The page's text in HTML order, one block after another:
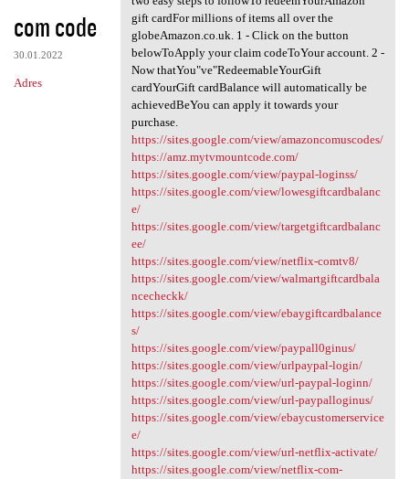
com code
30.01.2022
Adres
gift cardFor millions of items all over the
globeAmazon.co.uk. 1 - Click on the button
belowToApply your claim codeToYour account. 2 -
Now thatYou"ve"RedeemableYourGift
cardYourGift cardBalance will automatically be
achievedBeYou can apply it towards your
purchase.
https://sites.google.com/view/amazoncomuscodes/
https://amz.mytvmountcode.com/
https://sites.google.com/view/paypal-loginss/
https://sites.google.com/view/lowesgiftcardbalanc
e/
https://sites.google.com/view/targetgiftcardbalanc
ee/
https://sites.google.com/view/netflix-comtv8/
https://sites.google.com/view/walmartgiftcardbala
ncecheckk/
https://sites.google.com/view/ebaygiftcardbalance
s/
https://sites.google.com/view/paypall0ginus/
https://sites.google.com/view/urlpaypal-login/
https://sites.google.com/view/url-paypal-loginn/
https://sites.google.com/view/url-paypalloginus/
https://sites.google.com/view/ebaycustomerservice
e/
https://sites.google.com/view/url-netflix-activate/
https://sites.google.com/view/netflix-com-